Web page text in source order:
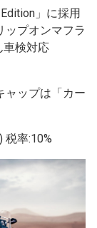
」に採用
ップオンマフラ
車検対応
ャップは「カー
税率:10%